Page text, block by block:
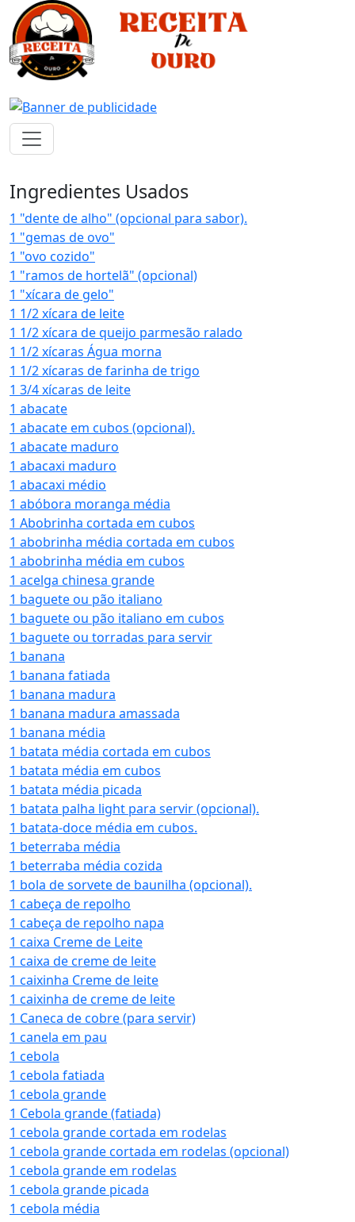
Ingredientes Usados
1 "dente de alho" (opcional para sabor).
1 "gemas de ovo"
1 "ovo cozido"
1 "ramos de hortelã" (opcional)
1 "xícara de gelo"
1 1/2 xícara de leite
1 1/2 xícara de queijo parmesão ralado
1 1/2 xícaras Água morna
1 1/2 xícaras de farinha de trigo
1 3/4 xícaras de leite
1 abacate
1 abacate em cubos (opcional).
1 abacate maduro
1 abacaxi maduro
1 abacaxi médio
1 abóbora moranga média
1 Abobrinha cortada em cubos
1 abobrinha média cortada em cubos
1 abobrinha média em cubos
1 acelga chinesa grande
1 baguete ou pão italiano
1 baguete ou pão italiano em cubos
1 baguete ou torradas para servir
1 banana
1 banana fatiada
1 banana madura
1 banana madura amassada
1 banana média
1 batata média cortada em cubos
1 batata média em cubos
1 batata média picada
1 batata palha light para servir (opcional).
1 batata-doce média em cubos.
1 beterraba média
1 beterraba média cozida
1 bola de sorvete de baunilha (opcional).
1 cabeça de repolho
1 cabeça de repolho napa
1 caixa Creme de Leite
1 caixa de creme de leite
1 caixinha Creme de leite
1 caixinha de creme de leite
1 Caneca de cobre (para servir)
1 canela em pau
1 cebola
1 cebola fatiada
1 cebola grande
1 Cebola grande (fatiada)
1 cebola grande cortada em rodelas
1 cebola grande cortada em rodelas (opcional)
1 cebola grande em rodelas
1 cebola grande picada
1 cebola média